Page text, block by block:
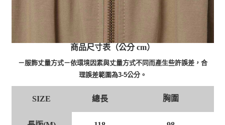
商品尺寸表（公分 cm）
－服飾丈量方式－依環境因素與丈量方式不同而產生些許誤差，合
理誤差範圍為3-5公分。
SIZE 總長 胸圍